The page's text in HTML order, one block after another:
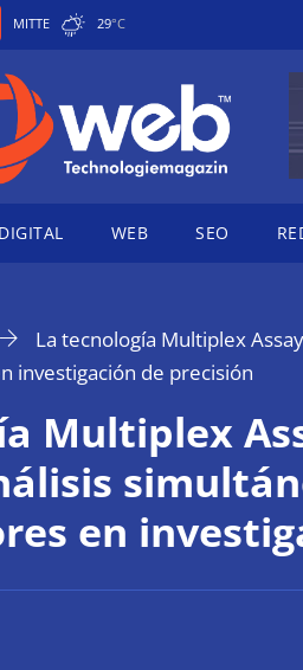
MITTE 29°C
WEB SEO
La tecnología Multiplex
investigación de precisión
Multiplex
en